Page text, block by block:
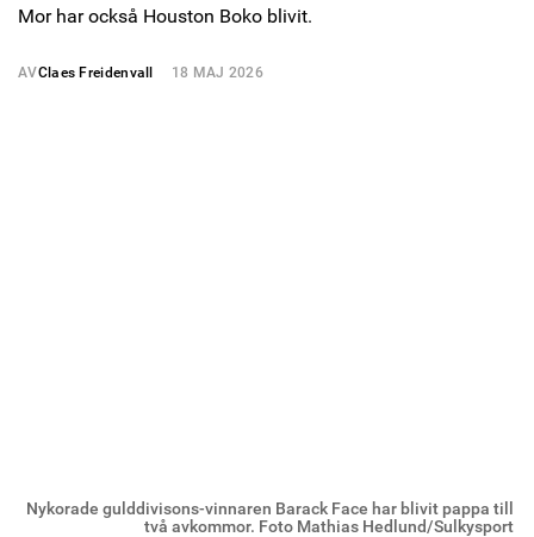
Mor har också Houston Boko blivit.
AVClaes Freidenvall 18 MAJ 2026
Nykorade gulddivisons-vinnaren Barack Face har blivit pappa till
två avkommor. Foto Mathias Hedlund/Sulkysport